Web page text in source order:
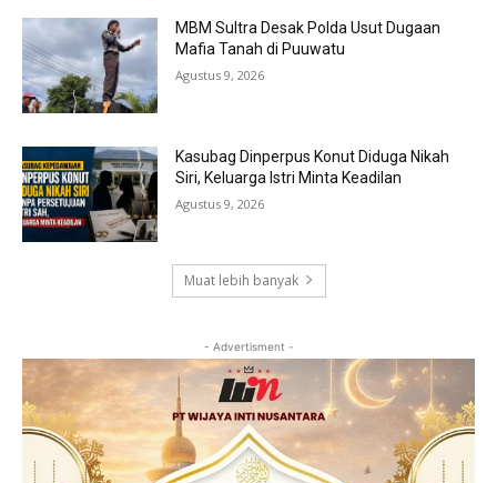
MBM Sultra Desak Polda Usut Dugaan
Mafia Tanah di Puuwatu
Agustus 9, 2026
Kasubag Dinperpus Konut Diduga Nikah
Siri, Keluarga Istri Minta Keadilan
Agustus 9, 2026
Muat lebih banyak
- Advertisment -